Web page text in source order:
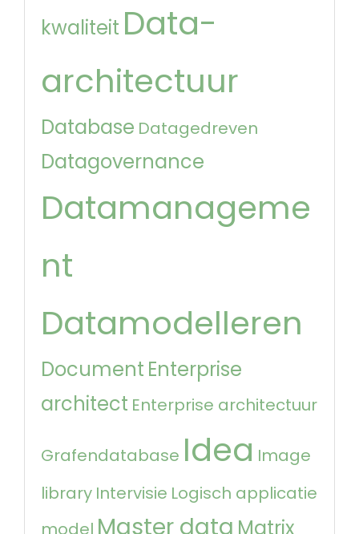
kwaliteit Data-
architectuur
Database Datagedreven
Datagovernance
Datamanageme
nt
Datamodelleren
Document Enterprise
architect Enterprise architectuur
Grafendatabase Idea Image
library Intervisie Logisch applicatie
model Master data Matrix